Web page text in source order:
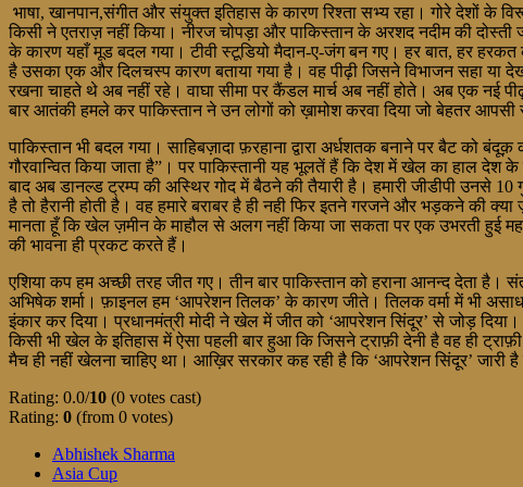
भाषा, खानपान,संगीत और संयुक्त इतिहास के कारण रिश्ता सभ्य रहा। गोरे देशों के
किसी ने एतराज़ नहीं किया। नीरज चोपड़ा और पाकिस्तान के अरशद नदीम की दोस्ती
के कारण यहाँ मूड बदल गया। टीवी स्टूडियो मैदान-ए-जंग बन गए। हर बात, हर
है उसका एक और दिलचस्प कारण बताया गया है। वह पीढ़ी जिसने विभाजन सहा या
रखना चाहते थे अब नहीं रहे। वाघा सीमा पर कैंडल मार्च अब नहीं होते। अब एक नई
बार आतंकी हमले कर पाकिस्तान ने उन लोगों को ख़ामोश करवा दिया जो बेहतर आपसी
पाकिस्तान भी बदल गया। साहिबज़ादा फ़रहाना द्वारा अर्धशतक बनाने पर बैट को
गौरवान्वित किया जाता है”। पर पाकिस्तानी यह भूलतें हैं कि देश में खेल का हाल देश
बाद अब डानल्ड ट्रम्प की अस्थिर गोद में बैठने की तैयारी है। हमारी जीडीपी उनसे 10
है तो हैरानी होती है। वह हमारे बराबर है ही नही फिर इतने गरजने और भड़कने की
मानता हूँ कि खेल ज़मीन के माहौल से अलग नहीं किया जा सकता पर एक उभरती हुई
की भावना ही प्रकट करते हैं।
एशिया कप हम अच्छी तरह जीत गए। तीन बार पाकिस्तान को हराना आनन्द देता है।
अभिषेक शर्मा। फ़ाइनल हम ‘आपरेशन तिलक’ के कारण जीते। तिलक वर्मा में भी
इंकार कर दिया। प्रधानमंत्री मोदी ने खेल में जीत को ‘आपरेशन सिंदूर’ से जोड़
किसी भी खेल के इतिहास में ऐसा पहली बार हुआ कि जिसने ट्राफ़ी देनी है वह ही
मैच ही नहीं खेलना चाहिए था। आख़िर सरकार कह रही है कि ‘आपरेशन सिंदूर’ जारी
Rating: 0.0/10 (0 votes cast)
Rating: 0 (from 0 votes)
Abhishek Sharma
Asia Cup